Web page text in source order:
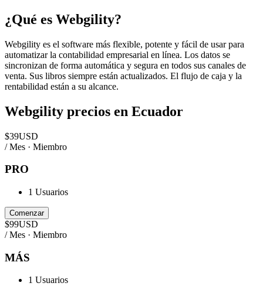
¿Qué es Webgility?
Webgility es el software más flexible, potente y fácil de usar para
automatizar la contabilidad empresarial en línea. Los datos se
sincronizan de forma automática y segura en todos sus canales de
venta. Sus libros siempre están actualizados. El flujo de caja y la
rentabilidad están a su alcance.
Webgility precios en Ecuador
$39USD
/ Mes · Miembro
PRO
1 Usuarios
Comenzar
$99USD
/ Mes · Miembro
MÁS
1 Usuarios